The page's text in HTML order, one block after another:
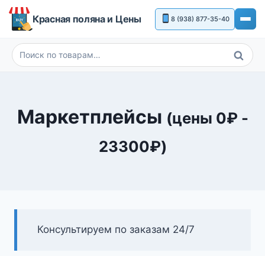
Перейти
Красная поляна и Цены 8 (938) 877-35-40
Искать:
Поиск
Маркетплейсы (цены 0₽ -
23300₽)
Консультируем по заказам 24/7